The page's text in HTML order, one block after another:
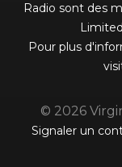
Radio sont des
Pour plus
© 2026
Signaler un